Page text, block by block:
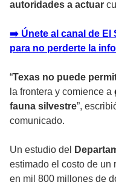
autoridades a actuar
➡️ Únete al canal de El
para no perderte la
“Texas no puede
la frontera y comience a
fauna silvestre”,
comunicado.
Un estudio del
estimado el costo de un
en mil 800 millones de